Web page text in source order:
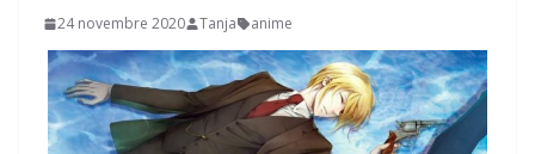
24 novembre 2020 Tanja anime